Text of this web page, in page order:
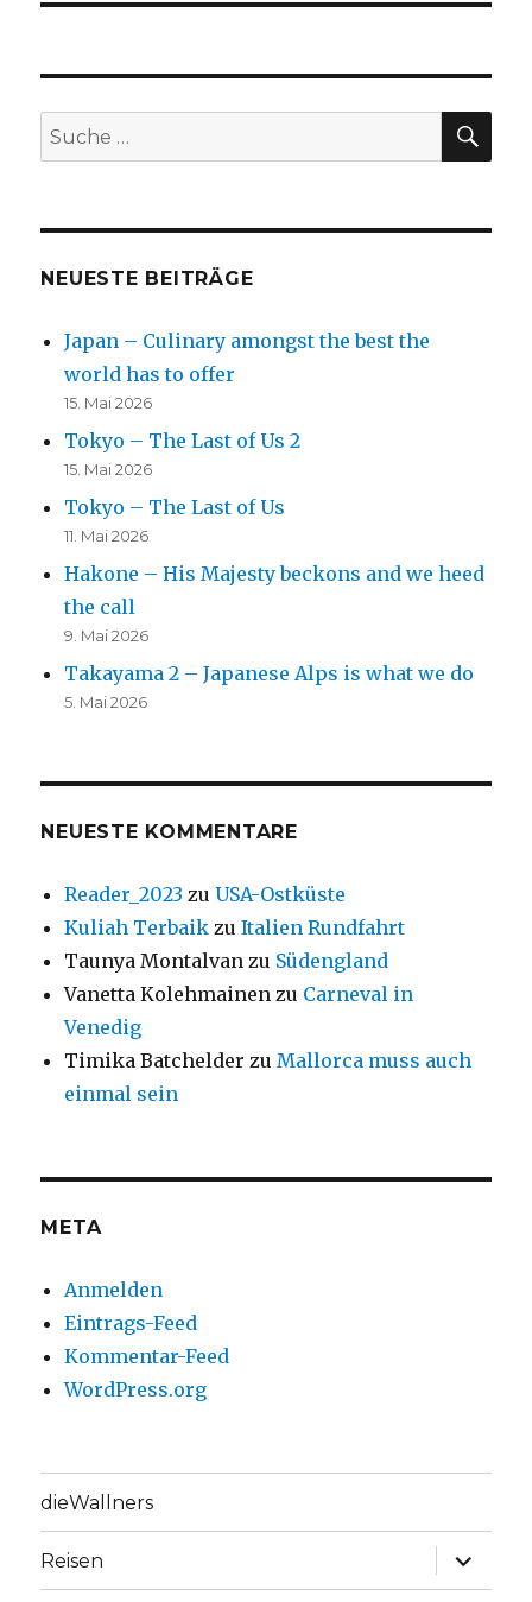
Suche
nach:
NEUESTE BEITRÄGE
Japan – Culinary amongst the best the
world has to offer
15. Mai 2026
Tokyo – The Last of Us 2
15. Mai 2026
Tokyo – The Last of Us
11. Mai 2026
Hakone – His Majesty beckons and we heed
the call
9. Mai 2026
Takayama 2 – Japanese Alps is what we do
5. Mai 2026
NEUESTE KOMMENTARE
Reader_2023 zuUSA-Ostküste
Kuliah Terbaik zuItalien Rundfahrt
Taunya Montalvan zu Südengland
Vanetta Kolehmainen zu Carneval in
Venedig
Timika Batchelder zuMallorca muss auch
einmal sein
META
Anmelden
Eintrags-Feed
Kommentar-Feed
WordPress.org
dieWallners
Reisen